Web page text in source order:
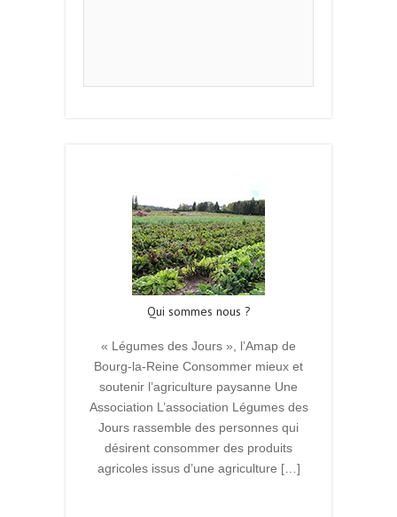
Qui sommes nous ?
« Légumes des Jours », l’Amap de
Bourg-la-Reine Consommer mieux et
soutenir l’agriculture paysanne Une
Association L’association Légumes des
Jours rassemble des personnes qui
désirent consommer des produits
agricoles issus d’une agriculture […]